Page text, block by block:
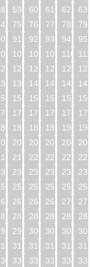
59 60 61 62
63
75 76 77 78
79
91 92 93 94
95
107 108 109 110
123 124 125 126
139 140 141 142
155 156 157 158
171 172 173 174
187 188 189 190
203 204 205 206
219 220 221 222
235 236 237 238
251 252 253 254
267 268 269 270
283 284 285 286
299 300 301 302
315 316 317 318
331 332 333 334